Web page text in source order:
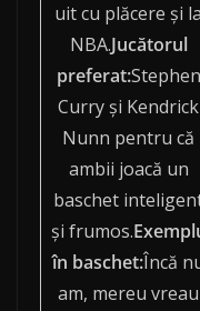
uit cu plăcere şi la
NBA.Jucătorul
preferat:Stephen
Curry şi Kendrick
Nunn pentru că
ambii joacă un
baschet
şi frumos.
în baschet:Încă
am, mereu vreau